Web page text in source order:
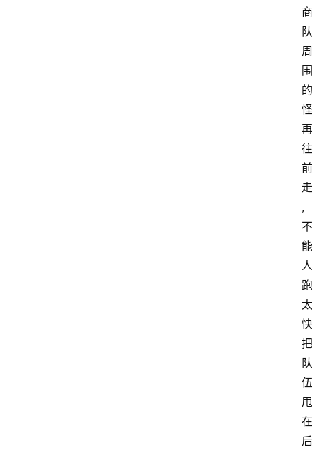
商
队
周
围
的
怪
再
往
前
走
,
不
能
人
跑
太
快
把
队
伍
甩
在
后